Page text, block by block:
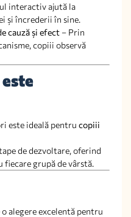
interactiv ajută la
și încrederii în sine.
cauză și efect – Prin
copiii observă
este ideală pentru copiii
de dezvoltare, oferind
grupă de vârstă.
alegere excelentă pentru